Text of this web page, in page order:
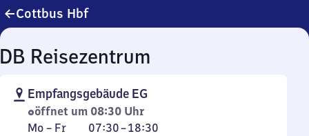
Cottbus Hbf
Reisezentrum
Empfangsgebäude EG
öffnet um 08:30 Uhr
Montag
Mo – Fr 07:30–18:30
Von